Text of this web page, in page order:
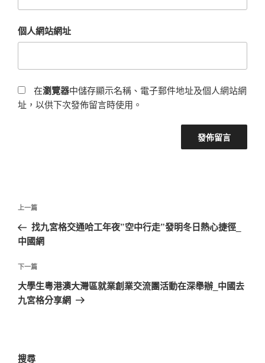
個人網站網址
在瀏覽器中儲存顯示名稱、電子郵件地址及個人網站網
址，以供下次發佈留言時使用。
文
導
覽
上
一
篇
章
上一篇
找九宮格交通哈工年夜”空中行走”發明冬日熱心捷徑_
中國網
下
一
篇
下一篇
大學生粵港澳大灣區就業創業交流團活動在深舉辦_中國去
九宮格分享網
搜尋